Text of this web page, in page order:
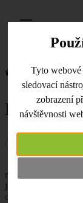
Tyto
sledovací
zobrazení
návštěvnosti
Úvodní strana
Hanni a
motivy
již podzimně. Proto
odstíny klubíček